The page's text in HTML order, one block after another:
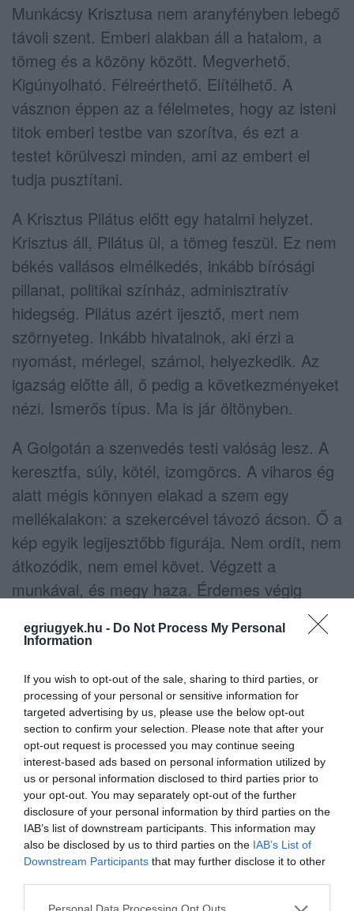
egriugyek.hu - Do Not Process My Personal
Information
If you wish to opt-out of the sale, sharing to third parties, or
processing of your personal or sensitive information for
targeted advertising by us, please use the below opt-out
section to confirm your selection. Please note that after your
opt-out request is processed you may continue seeing
interest-based ads based on personal information utilized by
us or personal information disclosed to third parties prior to
your opt-out. You may separately opt-out of the further
disclosure of your personal information by third parties on the
IAB’s list of downstream participants. This information may
also be disclosed by us to third parties on the IAB’s List of
Downstream Participants that may further disclose it to other
Please note that this website/app uses one or more Google
Munkácsy Krisztusa nem aranyfényben lebegő
távoli szent. Emberi alakban áll a hatalom, a
tömeg és a közöny között. Megverhető.
Kigúnyolható. Félreérthető. Elítélhető. A
vásznon éppen az a félelmetes, hogy az isteni
titok emberi testbe van szorítva, és ezt a
testet körülveszi minden, ami az embert el
tudja pusztítani.
A Krisztus Pilátus előtt egy hatalmi helyzet.
Krisztus áll, Pilátus ül, a tömeg feszül. Ez nem
békés vallásos elmélkedés, inkább bírósági
pillanat, politikai színház, adminisztratív
hidegség. Pilátus azért ijesztő, mert nem
szörnyeteg. Inkább hivatalnok, aki érzi a
nyomást, mérlegel, számol, helyezkedik. Az
igazság előtte áll, ő pedig a következményeket
nézi. Ismerős típus. Ma is jár öltönyben.
A Golgotán a szenvedés testi valóság lesz. A
keresztfa, súly, kötél, izomgörcs. A viharos ég
alatt mégis könnyen elakad a szem egy
mellékalakon: a szekercével távozó ácson. Ő a
kép egyik legijesztőbb figurája. Nem ordít, nem
átkozódik, nem emel követ. Végzett a
munkával, és megy haza. Érdemes végig
Máriára, aki a megfeszített Jézus lábai előtt
történelmünk legnagyobb lelki eseménye
számára letudott nap. A közöny itt nem
feltétlenül vérben álló gonosz zsarnokként
érkezik. Néha rendesen elpakolja a
szerszámot, és vacsorázni indul. Az Ecce
Homo már tömegpszichológiai tanulmány.
Hetvenhárom közel életnagyságú alak. Arcok,
indulatok, tekintetek, mozdulatok. Pilátus
megmutatja a megkínzott Krisztust: íme, az